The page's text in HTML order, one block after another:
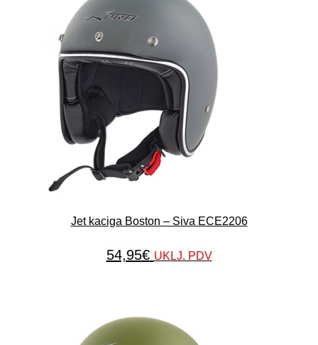
Jet kaciga Boston – Siva ECE2206
54,95€ UKLJ. PDV